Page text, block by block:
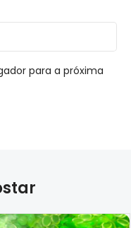
para a próxima